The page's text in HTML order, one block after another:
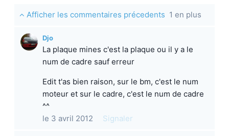
Afficher les commentaires précedents 1 en plus
Djo
La plaque mines c'est la plaque ou il y a le
num de cadre sauf erreur
Edit t'as bien raison, sur le bm, c'est le num
moteur et sur le cadre, c'est le num de cadre
^^
le 3 avril 2012
Signaler